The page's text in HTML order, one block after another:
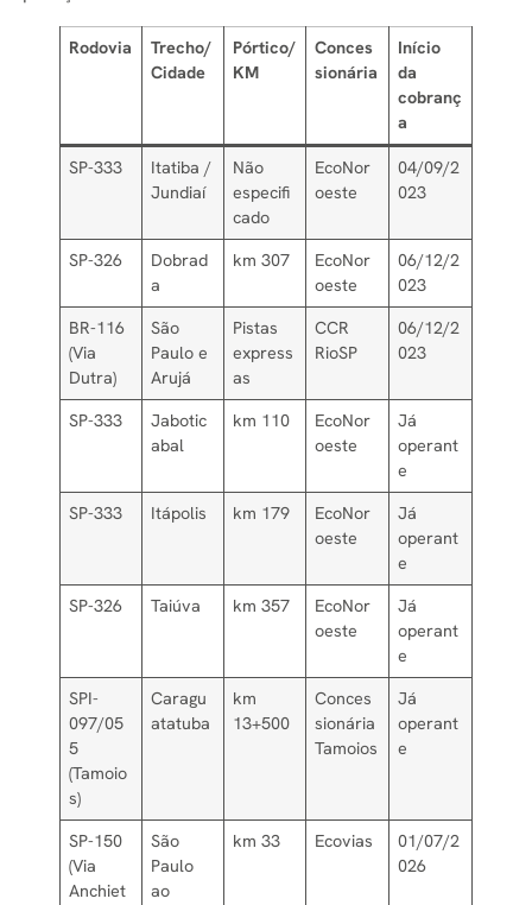
Rodovia
Trecho/
Cidade
Pórtico/
KM
Conces
sionária
Início
da
cobranç
a
SP-333
Itatiba /
Jundiaí
Não
especifi
cado
EcoNor
oeste
04/09/2
023
SP-326
Dobrad
a
km 307
EcoNor
oeste
06/12/2
023
BR-116
(Via
Dutra)
São
Paulo e
Arujá
Pistas
express
as
CCR
RioSP
06/12/2
023
SP-333
Jabotic
abal
km 110
EcoNor
oeste
Já
operant
e
SP-333
Itápolis km 179
EcoNor
oeste
Já
operant
e
SP-326
Taiúva km 357
EcoNor
oeste
Já
operant
e
SPI-
097/05
5
(Tamoio
s)
Caragu
atatuba
km
13+500
Conces
sionária
Tamoios
Já
operant
e
SP-150
(Via
Anchiet
São
Paulo
ao
km 33 Ecovias
01/07/2
026